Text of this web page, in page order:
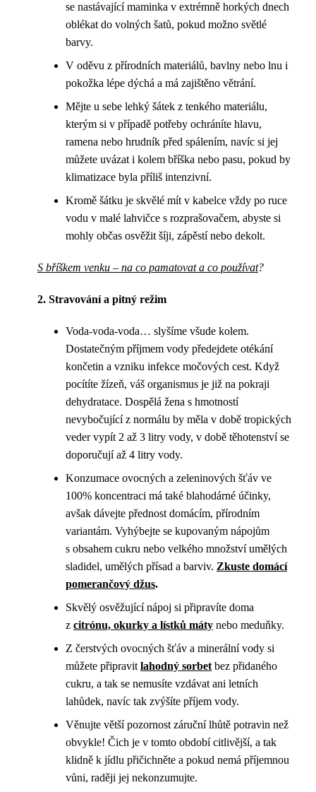
se nastávající maminka v extrémně horkých dnech
oblékat do volných šatů, pokud možno světlé
barvy.
V oděvu z přírodních materiálů, bavlny nebo lnu i
pokožka lépe dýchá a má zajištěno větrání.
Mějte u sebe lehký šátek z tenkého materiálu,
kterým si v případě potřeby ochráníte hlavu,
ramena nebo hrudník před spálením, navíc si jej
můžete uvázat i kolem bříška nebo pasu, pokud by
klimatizace byla příliš intenzivní.
Kromě šátku je skvělé mít v kabelce vždy po ruce
vodu v malé lahvičce s rozprašovačem, abyste si
mohly občas osvěžit šíji, zápěstí nebo dekolt.
S bříškem venku – na co pamatovat a co používat?
2. Stravování a pitný režim
Voda-voda-voda… slyšíme všude kolem.
Dostatečným příjmem vody předejdete otékání
končetin a vzniku infekce močových cest. Když
pocítíte žízeň, váš organismus je již na pokraji
dehydratace. Dospělá žena s hmotností
nevybočující z normálu by měla v době tropických
veder vypít 2 až 3 litry vody, v době těhotenství se
doporučují až 4 litry vody.
Konzumace ovocných a zeleninových šťáv ve
100% koncentraci má také blahodárné účinky,
avšak dávejte přednost domácím, přírodním
variantám. Vyhýbejte se kupovaným nápojům
s obsahem cukru nebo velkého množství umělých
sladidel, umělých přísad a barviv. Zkuste domácí
pomerančový džus.
Skvělý osvěžující nápoj si připravíte doma
z citrónu, okurky a lístků máty nebo meduňky.
Z čerstvých ovocných šťáv a minerální vody si
můžete připravitlahodný sorbetbez přidaného
cukru, a tak se nemusíte vzdávat ani letních
lahůdek, navíc tak zvýšíte příjem vody.
Věnujte větší pozornost záruční lhůtě potravin než
obvykle! Čich je v tomto období citlivější, a tak
klidně k jídlu přičichněte a pokud nemá příjemnou
vůni, raději jej nekonzumujte.